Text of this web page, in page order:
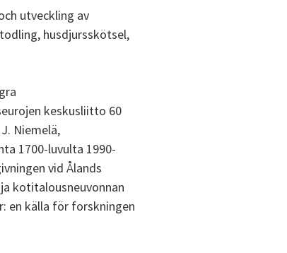
utveckling av
husdjursskötsel,
keskusliitto 60
Niemelä,
1700-luvulta 1990-
vid Ålands
kotitalousneuvonnan
en källa för forskningen